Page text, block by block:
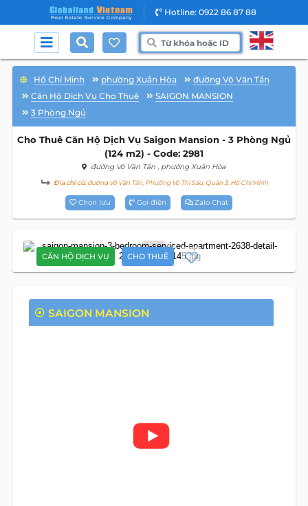
Hotline: 0922 86 87 88
Hồ Chí Minh phường Xuân Hòa
đường Võ Văn Tần
Căn Hộ Dịch Vụ Cho Thuê
SAIGON MANSION
3 Phòng Ngủ
Cho Thuê Căn Hộ Dịch Vụ Saigon Mansion - 3 Phòng Ngủ
(124 m2) - Code: 2981
đường Võ Văn Tần , phường Xuân Hòa
Địa chỉ cũ:đường Võ Văn Tần, Phường Võ Thị Sáu, Quận 3, Hồ Chí Minh
Chọn lưu Gọi điện Zalo Chat
CĂN HỘ DỊCH VỤ CHO THUÊ
23
SAIGON MANSION